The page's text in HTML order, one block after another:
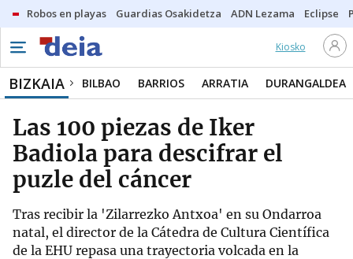
Robos en playas Guardias Osakidetza ADN Lezama Eclipse
Kiosko
BIZKAIA BILBAO BARRIOS ARRATIA DURANGALDEA
Las 100 piezas de Iker
Badiola para descifrar el
puzle del cáncer
Tras recibir la 'Zilarrezko Antxoa' en su Ondarroa
natal, el director de la Cátedra de Cultura Científica
de la EHU repasa una trayectoria volcada en la